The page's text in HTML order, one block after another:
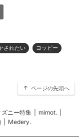
されたい ヨッピー
ページの先頭へ
ズニー特集 mimot.
Medery.